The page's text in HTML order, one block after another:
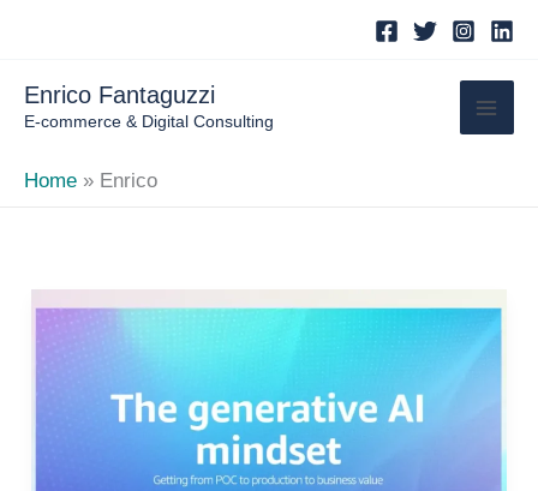
content
Enrico Fantaguzzi
E-commerce & Digital Consulting
Home Enrico